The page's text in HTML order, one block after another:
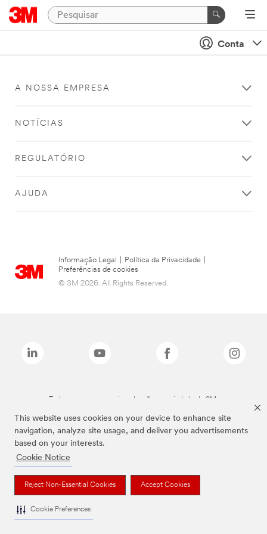
This website uses cookies on your device to enhance site
navigation, analyze site usage, and deliver you advertisements
based on your interests.
Cookie Notice
Reject Non-Essential Cookies Accept Cookies
Cookie Preferences
Conta
A NOSSA EMPRESA
NOTÍCIAS
REGULATÓRIO
AJUDA
Informação Legal Política da Privacidade
Preferências de cookies
© 3M 2026. All Rights Reserved.
Todas as marcas mencionadas são propriedade da 3M.